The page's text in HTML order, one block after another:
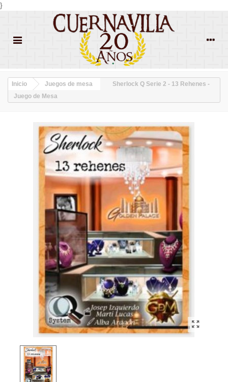
}
Inicio Juegos de mesa
Sherlock Q Serie 2 - 13 Rehenes -
Juego de Mesa